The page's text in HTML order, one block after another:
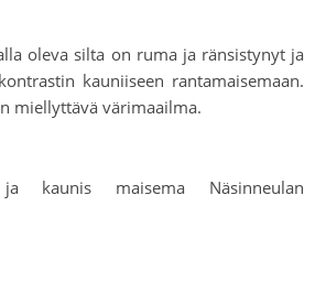
oleva silta on ruma ja ränsistynyt ja
kauniiseen rantamaisemaan.
miellyttävä värimaailma.
kaunis maisema Näsinneulan